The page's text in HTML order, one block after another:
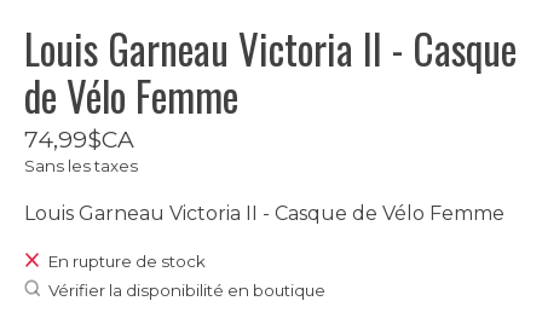
Louis Garneau Victoria II - Casque
de Vélo Femme
74,99$CA
Sans les taxes
Louis Garneau Victoria II - Casque de Vélo Femme
En rupture de stock
Vérifier la disponibilité en boutique